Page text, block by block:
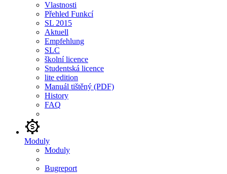
Vlastnosti
Přehled Funkcí
SL 2015
Aktuell
Empfehlung
SLC
školní licence
Studentská licence
lite edition
Manuál tištěný (PDF)
History
FAQ
Moduly
Moduly
Bugreport